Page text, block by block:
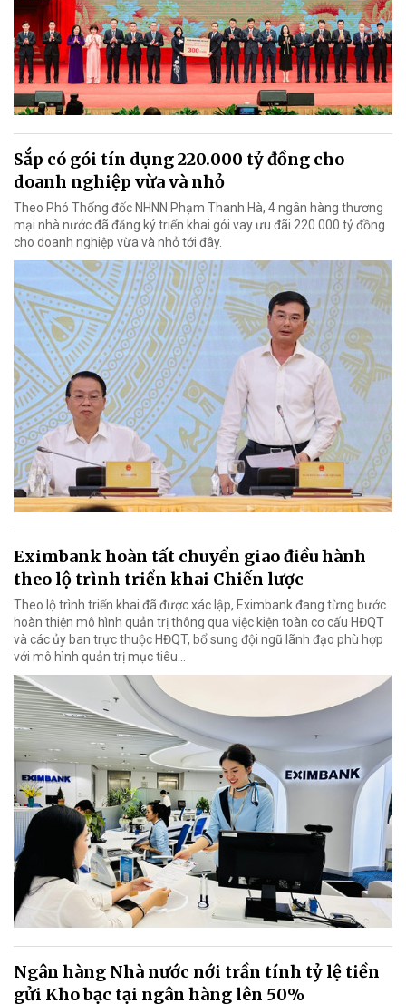
Sắp có gói tín dụng 220.000 tỷ đồng cho
doanh nghiệp vừa và nhỏ
Theo Phó Thống đốc NHNN Phạm Thanh Hà, 4 ngân hàng thương
mại nhà nước đã đăng ký triển khai gói vay ưu đãi 220.000 tỷ đồng
cho doanh nghiệp vừa và nhỏ tới đây.
Eximbank hoàn tất chuyển giao điều hành
theo lộ trình triển khai Chiến lược
Theo lộ trình triển khai đã được xác lập, Eximbank đang từng bước
hoàn thiện mô hình quản trị thông qua việc kiện toàn cơ cấu HĐQT
và các ủy ban trực thuộc HĐQT, bổ sung đội ngũ lãnh đạo phù hợp
với mô hình quản trị mục tiêu...
Ngân hàng Nhà nước nới trần tính tỷ lệ tiền
gửi Kho bạc tại ngân hàng lên 50%